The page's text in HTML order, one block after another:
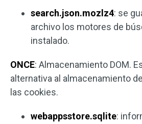
search.json.mozlz4: se
archivo los motores de
instalado.
ONCE: Almacenamiento DOM.
alternativa al almacenamiento
las cookies.
webappsstore.sqlite: